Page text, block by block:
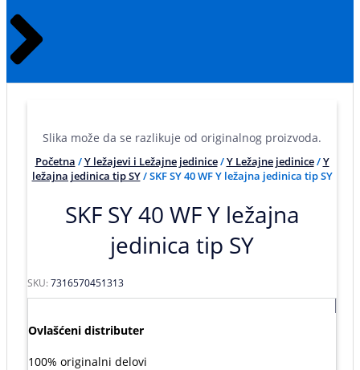
Slika može da se razlikuje od originalnog proizvoda.
Početna /Y ležajevi i Ležajne jedinice/Y Ležajne jedinice/Y
ležajna jedinica tip SY/ SKF SY 40 WF Y ležajna jedinica tip SY
SKF SY 40 WF Y ležajna
jedinica tip SY
SKU:7316570451313
Ovlašćeni distributer
100% originalni delovi